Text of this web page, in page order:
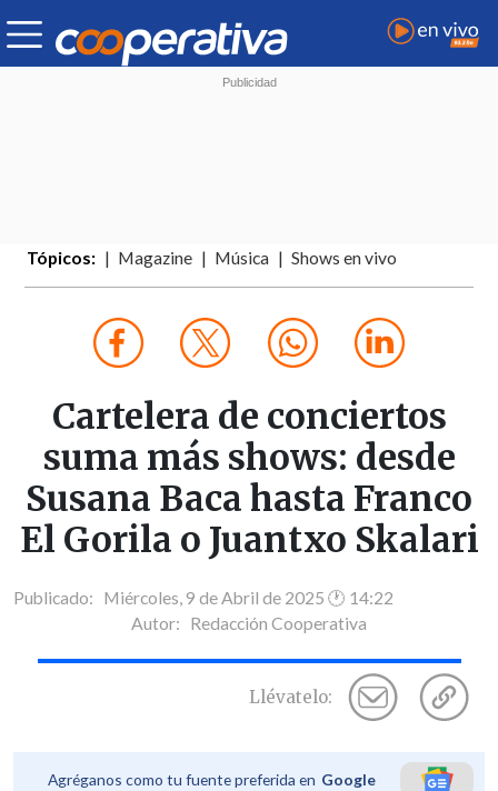
Tópicos: Magazine Música Shows en vivo
Cartelera de conciertos
suma más shows: desde
Susana Baca hasta Franco
El Gorila o Juantxo Skalari
Publicado: Miércoles, 9 de Abril de 2025 🕐 14:22
Autor: Redacción Cooperativa
Llévatelo:
Agréganos como tu fuente preferida en Google